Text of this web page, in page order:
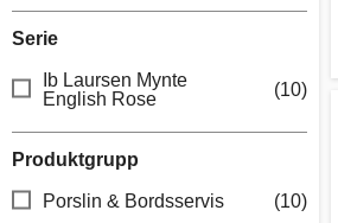
Serie
Ib Laursen Mynte
English Rose
(10)
Produktgrupp
Porslin & Bordsservis (10)